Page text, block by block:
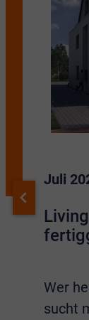
Juli
Wer
sucht